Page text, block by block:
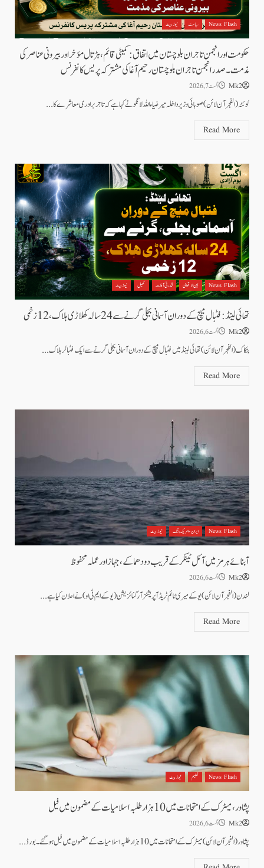
News Flash سیاست نیوز بیٹ
حکومت اور انجمن تاجران بلوچستان میں اتفاق: کمیٹی قائم، ہڑتال مؤخر اور بیرونی عناصر کی
مذمت۔ صدر انجمن تاجران بلوچستان رحیم آغا کی مشترکہ پریس کانفرنس
Mk2 اگست 7, 2026
کوئٹہ(الفجر آن لائن)صوبائی وزیر داخلہ میر ضیاء اللہ لانگو نے کہا ہے کہ تاجر برادری معاشرے کا...
Read More
News Flash بین الاقوامی قدرتی آفات کھیل نیوز بیٹ
تھائی لینڈ: فٹبال میچ کے دوران آسمانی بجلی گرنے سے 24 سالہ کھلاڑی ہلاک، 12 زخمی
Mk2 اگست 6, 2026
بنکاک (الفجرآن لائن) تھائی لینڈ میں فٹبال میچ کے دوران آسمانی بجلی گرنے سے ایک فٹبالر ہلاک...
Read More
News Flash ایران - امریکہ جنگ نیوز بیٹ
آبنائے ہرمز میں آئل ٹینکر کے قریب دو دھماکے، جہاز اور عملہ محفوظ
Mk2 اگست 6, 2026
لندن(الفجر آن لائن)یوکے میری ٹائم ٹریڈ آپریشنز آرگنائزیشن (یو کے ایم ٹی او) نے اعلان کیا ہے...
Read More
News Flash تعلیم نیوز بیٹ
پشاور، میٹرک کے امتحانات میں 10 ہزار طلبہ اسلامیات کے مضمون میں فیل
Mk2 اگست 6, 2026
پشاور(الفجر آن لائن) میٹرک کے امتحانات میں 10 ہزار طلبہ اسلامیات کے مضمون میں فیل ہوگئے۔ بورڈ...